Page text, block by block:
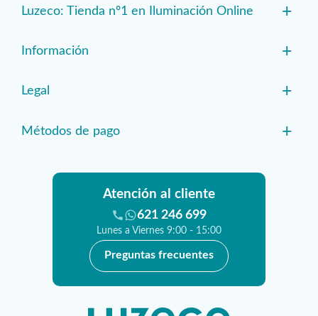
Luzeco: Tienda nº1 en Iluminación Online +
Información +
Legal +
Métodos de pago +
Atención al cliente
621 246 699
Lunes a Viernes 9:00 - 15:00
Preguntas frecuentes